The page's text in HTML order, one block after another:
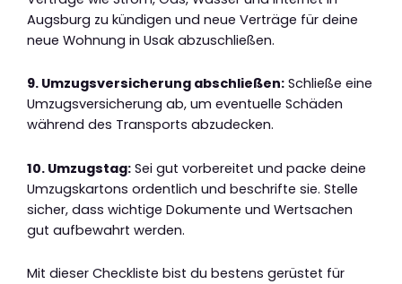
Augsburg zu kündigen und neue Verträge für deine
neue Wohnung in Usak abzuschließen.
9. Umzugsversicherung abschließen: Schließe eine
Umzugsversicherung ab, um eventuelle Schäden
während des Transports abzudecken.
10. Umzugstag: Sei gut vorbereitet und packe deine
Umzugskartons ordentlich und beschrifte sie. Stelle
sicher, dass wichtige Dokumente und Wertsachen
gut aufbewahrt werden.
Mit dieser Checkliste bist du bestens gerüstet für